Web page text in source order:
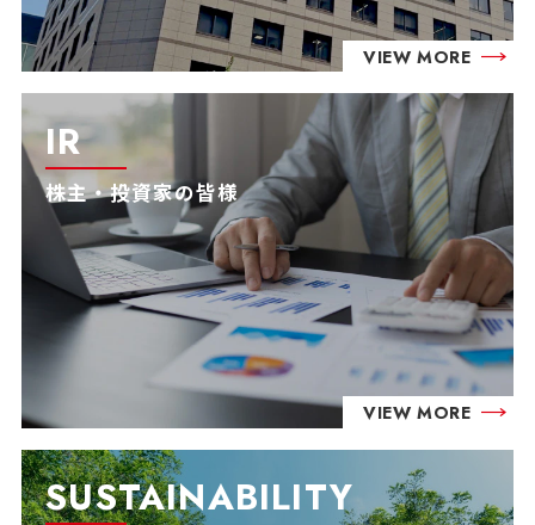
VIEW MORE
IR
株主・投資家の皆様
VIEW MORE
SUSTAINABILITY